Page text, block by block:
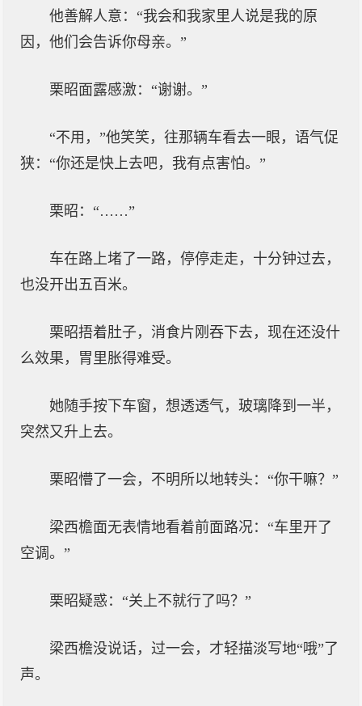
他善解人意：“我会和我家里人说是我的原
因，他们会告诉你母亲。”
栗昭面露感激：“谢谢。”
“不用，”他笑笑，往那辆车看去一眼，语气促
狭：“你还是快上去吧，我有点害怕。”
栗昭：“……”
车在路上堵了一路，停停走走，十分钟过去，
也没开出五百米。
栗昭捂着肚子，消食片刚吞下去，现在还没什
么效果，胃里胀得难受。
她随手按下车窗，想透透气，玻璃降到一半，
突然又升上去。
栗昭懵了一会，不明所以地转头：“你干嘛？”
梁西檐面无表情地看着前面路况：“车里开了
空调。”
栗昭疑惑：“关上不就行了吗？”
梁西檐没说话，过一会，才轻描淡写地“哦”了
声。